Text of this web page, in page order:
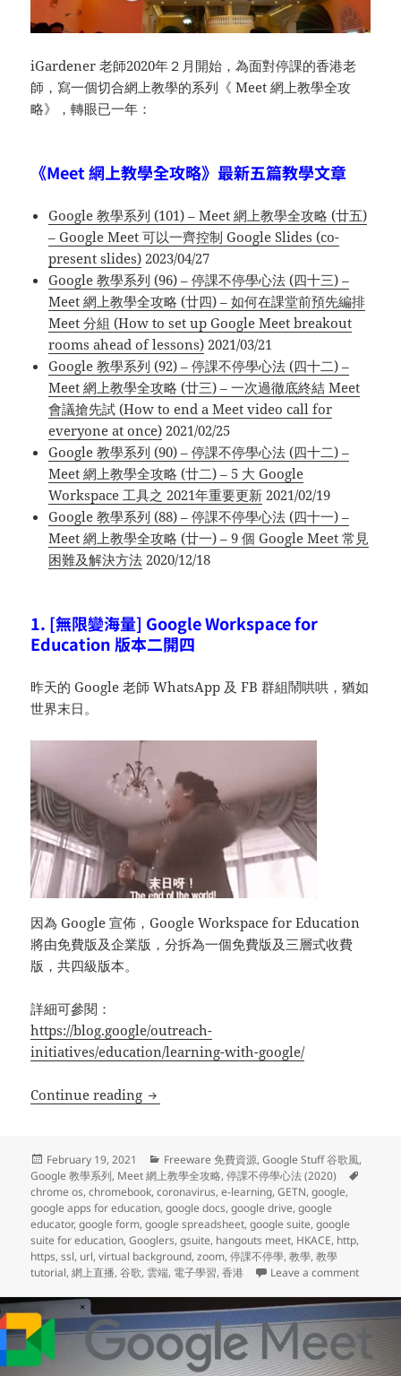
iGardener 老師2020年２月開始，為面對停課的香港老
師，寫一個切合網上教學的系列《 Meet 網上教學全攻
略》，轉眼已一年：
《Meet 網上教學全攻略》最新五篇教學文章
Google 教學系列 (101) – Meet 網上教學全攻略 (廿五)
– Google Meet 可以一齊控制 Google Slides (co-
present slides) 2023/04/27
Google 教學系列 (96) – 停課不停學心法 (四十三) –
Meet 網上教學全攻略 (廿四) – 如何在課堂前預先編排
Meet 分組 (How to set up Google Meet breakout
rooms ahead of lessons) 2021/03/21
Google 教學系列 (92) – 停課不停學心法 (四十二) –
Meet 網上教學全攻略 (廿三) – 一次過徹底終結 Meet
會議搶先試 (How to end a Meet video call for
everyone at once) 2021/02/25
Google 教學系列 (90) – 停課不停學心法 (四十二) –
Meet 網上教學全攻略 (廿二) – 5 大 Google
Workspace 工具之 2021年重要更新 2021/02/19
Google 教學系列 (88) – 停課不停學心法 (四十一) –
Meet 網上教學全攻略 (廿一) – 9 個 Google Meet 常見
困難及解決方法 2020/12/18
1. [無限變海量] Google Workspace for
Education 版本二開四
昨天的 Google 老師 WhatsApp 及 FB 群組鬧哄哄，猶如
世界末日。
因為 Google 宣佈，Google Workspace for Education
將由免費版及企業版，分拆為一個免費版及三層式收費
版，共四級版本。
詳細可參閱：
https://blog.google/outreach-
initiatives/education/learning-with-google/
Continue reading Google 教學系列 (90) – 停課不停學心法
Posted
on
February 19, 2021 Categories
Freeware 免費資源,Google Stuff 谷歌風,
Google 教學系列, Meet 網上教學全攻略,停課不停學心法 (2020)
chrome os,chromebook,coronavirus,e-learning,GETN,google,
google apps for education,google docs,google drive,google
educator,google form,google spreadsheet,google suite,google
suite for education,Googlers,gsuite, hangouts meet, HKACE, http,
https,ssl, url,virtual background,zoom,停課不停學,教學,教學
tutorial,網上直播,谷歌, 雲端, 電子學習,香港 Leave a commenton